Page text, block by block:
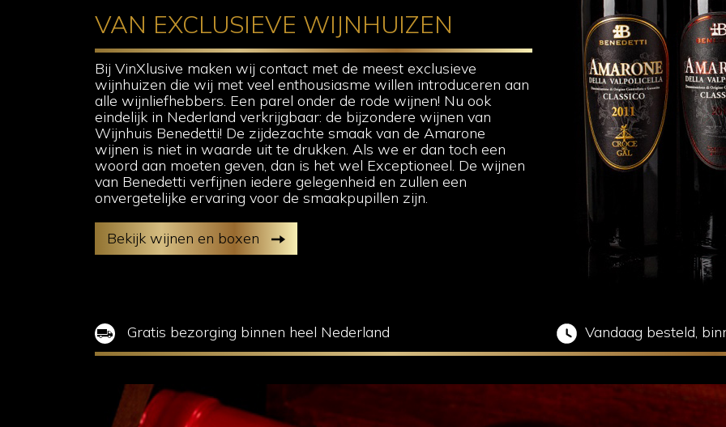
VAN EXCLUSIEVE WIJNHUIZEN
Bij VinXlusive maken wij contact met de meest exclusieve
wijnhuizen die wij met veel enthousiasme willen introduceren aan
alle wijnliefhebbers. Een parel onder de rode wijnen! Nu ook
eindelijk in Nederland verkrijgbaar: de bijzondere wijnen van
Wijnhuis Benedetti! De zijdezachte smaak van de Amarone
wijnen is niet in waarde uit te drukken. Als we er dan toch een
woord aan moeten geven, dan is het wel Exceptioneel. De wijnen
van Benedetti verfijnen iedere gelegenheid en zullen een
onvergetelijke ervaring voor de smaakpupillen zijn.
Bekijk wijnen en boxen
Gratis bezorging binnen heel Nederland Vandaag besteld,